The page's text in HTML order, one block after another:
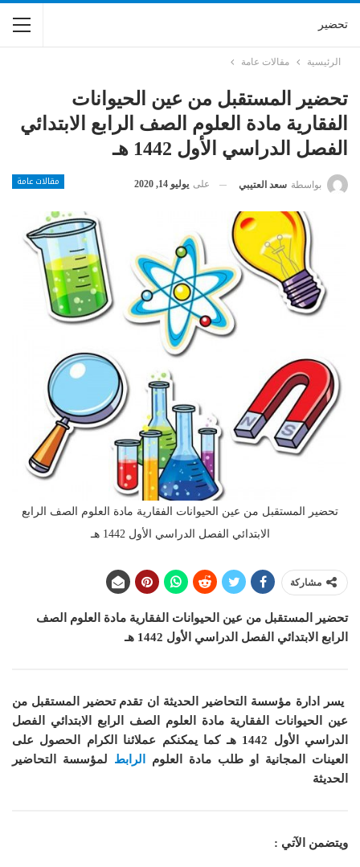
تحضير
الرئيسية مقالات عامة
تحضير المستقبل من عين الحيوانات
الفقارية مادة العلوم الصف الرابع الابتدائي
الفصل الدراسي الأول 1442 هـ
مقالات عامة بواسطة سعد العتيبي على يوليو 14, 2020
تحضير المستقبل من عين الحيوانات الفقارية مادة العلوم الصف الرابع
الابتدائي الفصل الدراسي الأول 1442 هـ
مشاركة
تحضير المستقبل من عين الحيوانات الفقارية مادة العلوم
الصف
الرابع الابتدائي الفصل الدراسي الأول 1442 هـ
يسر ادارة مؤسسة التحاضير الحديثة ان تقدم تحضير المستقبل من
عين الحيوانات الفقارية مادة العلوم الصف الرابع الابتدائي الفصل
الدراسي الأول 1442 هـ
كما يمكنكم عملائنا الكرام الحصول على
العينات المجانية او طلب مادة
العلوم الرابط لمؤسسة التحاضير
الحديثة
ويتضمن الآتي :